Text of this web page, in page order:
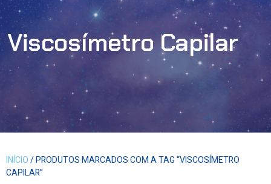
Viscosímetro Capilar
INÍCIO/ PRODUTOS MARCADOS COM A TAG “VISCOSÍMETRO
CAPILAR”